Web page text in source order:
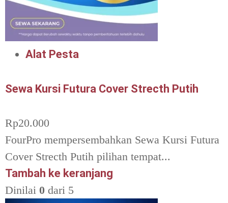
Alat Pesta
Sewa Kursi Futura Cover Strecth Putih
Rp20.000
FourPro mempersembahkan Sewa Kursi Futura
Cover Strecth Putih pilihan tempat...
Tambah ke keranjang
Dinilai 0 dari 5